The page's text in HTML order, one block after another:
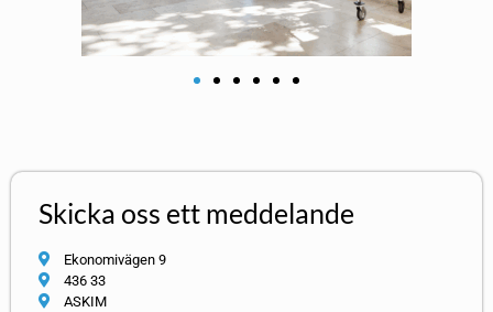
Skicka oss ett meddelande
Ekonomivägen 9
436 33
ASKIM